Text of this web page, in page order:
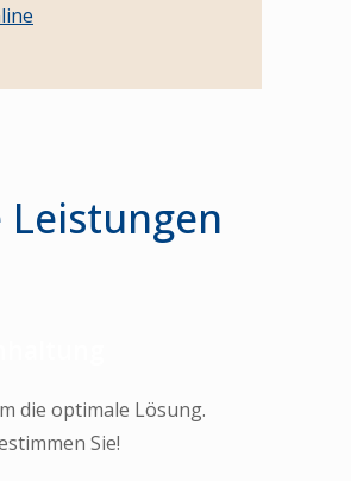
Leistungen
die optimale Lösung.
Sie!